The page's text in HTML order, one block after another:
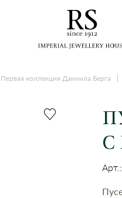
Первая коллекция Даниила Берга